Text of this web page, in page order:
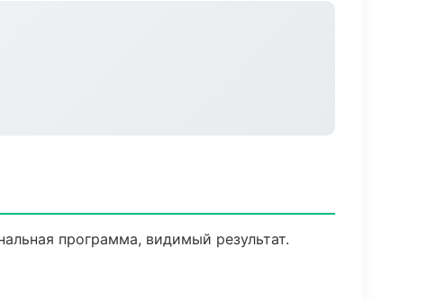
программа, видимый результат.